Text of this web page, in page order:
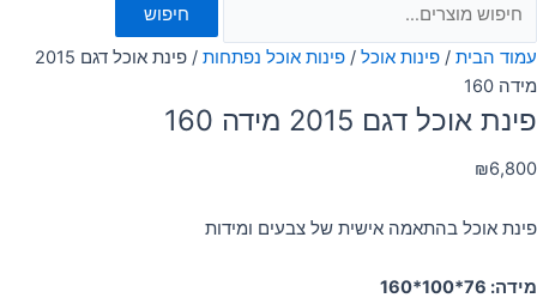
חיפוש
עמוד הבית / פינות אוכל / פינות אוכל נפתחות
/ פינת אוכל דגם 2015
מידה 160
פינת אוכל דגם 2015 מידה 160
₪6,800
פינת אוכל בהתאמה אישית של צבעים ומידות
מידה: 76*100*160